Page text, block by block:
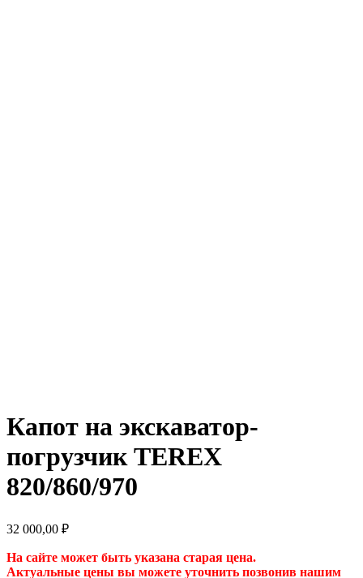
Капот на экскаватор-
погрузчик TEREX
820/860/970
32 000,00 ₽
На сайте может быть указана старая цена.
Актуальные цены вы можете уточнить позвонив нашим